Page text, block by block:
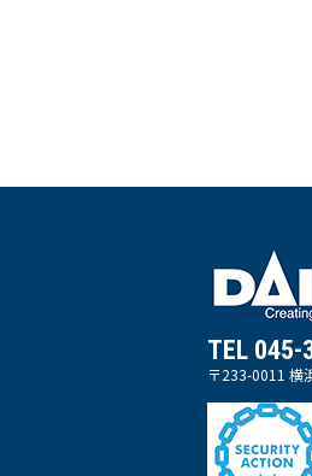
TEL 045-
〒233-0011 横